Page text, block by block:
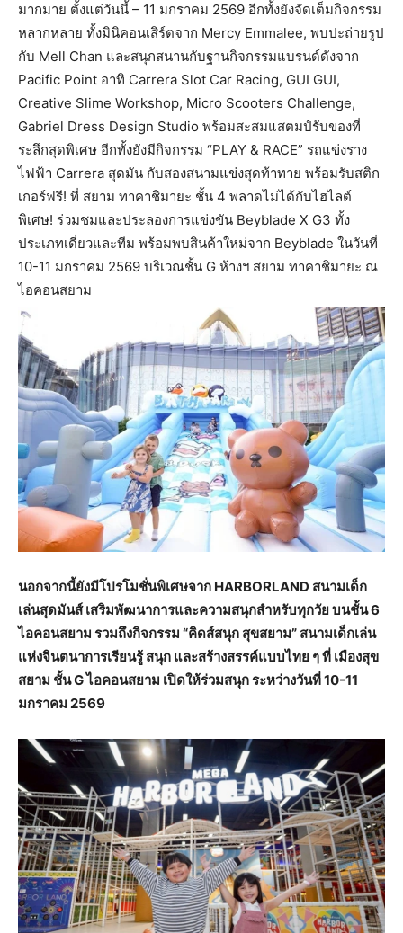
มากมาย ตั้งแต่วันนี้ – 11 มกราคม 2569 อีกทั้งยังจัดเต็มกิจกรรม
หลากหลาย ทั้งมินิคอนเสิร์ตจาก Mercy Emmalee, พบปะถ่ายรูป
กับ Mell Chan และสนุกสนานกับฐานกิจกรรมแบรนด์ดังจาก
Pacific Point อาทิ Carrera Slot Car Racing, GUI GUI,
Creative Slime Workshop, Micro Scooters Challenge,
Gabriel Dress Design Studio พร้อมสะสมแสตมป์รับของที่
ระลึกสุดพิเศษ อีกทั้งยังมีกิจกรรม “PLAY & RACE” รถแข่งราง
ไฟฟ้า Carrera สุดมัน กับสองสนามแข่งสุดท้าทาย พร้อมรับสติก
เกอร์ฟรี! ที่ สยาม ทาคาชิมายะ ชั้น 4 พลาดไม่ได้กับไฮไลต์
พิเศษ! ร่วมชมและประลองการแข่งขัน Beyblade X G3 ทั้ง
ประเภทเดี่ยวและทีม พร้อมพบสินค้าใหม่จาก Beyblade ในวันที่
10-11 มกราคม 2569 บริเวณชั้น G ห้างฯ สยาม ทาคาชิมายะ ณ
ไอคอนสยาม
นอกจากนี้ยังมีโปรโมชั่นพิเศษจาก HARBORLAND สนามเด็ก
เล่นสุดมันส์ เสริมพัฒนาการและความสนุกสำหรับทุกวัย บนชั้น 6
ไอคอนสยาม รวมถึงกิจกรรม “คิดส์สนุก สุขสยาม” สนามเด็กเล่น
แห่งจินตนาการเรียนรู้ สนุก และสร้างสรรค์แบบไทย ๆ ที่ เมืองสุข
สยาม ชั้น G ไอคอนสยาม เปิดให้ร่วมสนุก ระหว่างวันที่ 10-11
มกราคม 2569